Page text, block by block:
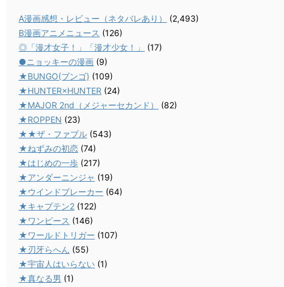
A漫画感想・レビュー（ネタバレあり）
(2,493)
B漫画アニメニュース (126)
◎「漫才女子！」「漫才少女！」
(17)
●ニョッキーの漫画 (9)
★BUNGO(ブンゴ) (109)
★HUNTER×HUNTER (24)
★MAJOR 2nd（メジャーセカンド）
(82)
★ROPPEN (23)
★★ザ・ファブル (543)
★ねずみの初恋 (74)
★はじめの一歩 (217)
★アンダーニンジャ (19)
★ウインドブレーカー (64)
★キャプテン2 (122)
★ワンピース (146)
★ワールドトリガー (107)
★刃牙らへん (55)
★宇宙人はいらない (1)
★真なる男 (1)